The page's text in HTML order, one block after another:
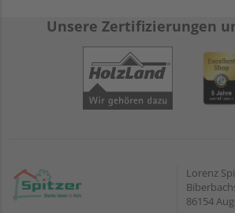
Unsere Zertifizierungen
Lorenz
86154